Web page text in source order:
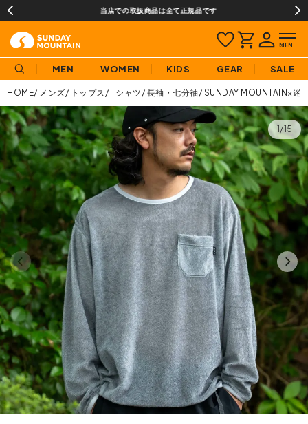
当店での取扱商品は全て正規品です
MEN WOMEN KIDS GEAR SALE
HOME メンズ トップス Tシャツ 長袖・七分袖 SUNDAY MOUNTAIN×迷
1/15